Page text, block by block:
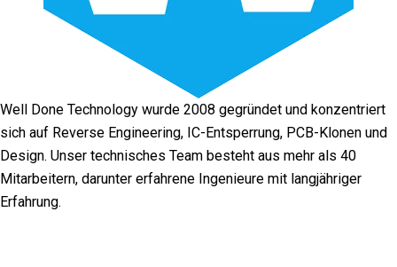
Well Done Technology wurde 2008 gegründet und konzentriert
sich auf Reverse Engineering, IC-Entsperrung, PCB-Klonen und
Design. Unser technisches Team besteht aus mehr als 40
Mitarbeitern, darunter erfahrene Ingenieure mit langjähriger
Erfahrung.